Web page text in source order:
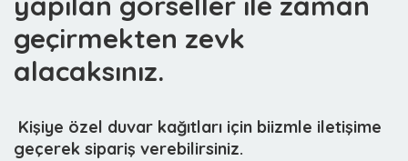
geçirmekten zevk
alacaksınız.
 Kişiye özel duvar kağıtları için biizmle iletişime
geçerek sipariş verebilirsiniz.